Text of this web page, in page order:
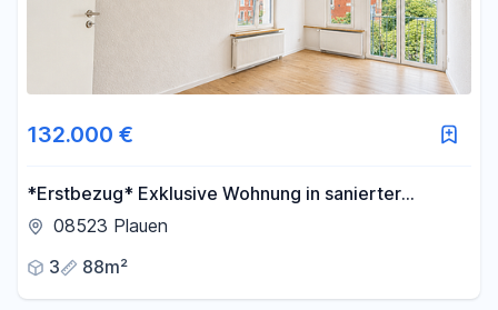
132.000 €
*Erstbezug* Exklusive Wohnung in sanierter
Jugendstilvilla mit Garage
08523 Plauen
3
88m²